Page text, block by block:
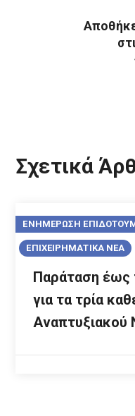
Σχετικά
ΕΝΗΜΕΡΩΣΗ
ΕΠΙΧΕΙΡΗΜΑΤΙΚΑ ΝΕΑ
Παράταση έως
για τα τρία
Αναπτυξιακού